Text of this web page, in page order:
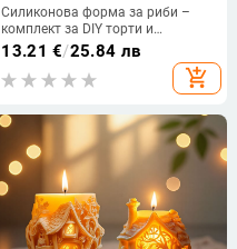
Силиконова форма за риби –
комплект за DIY торти и
декорации от цимент/гипс,
нестандартна форма
13.21 €/25.84 лв
add_shopping_cart